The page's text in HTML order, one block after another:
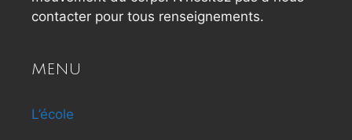
contacter pour tous renseignements.
MENU
L’école